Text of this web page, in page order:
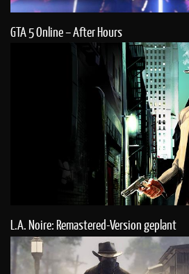
GTA 5 Online – After Hours
L.A. Noire: Remastered-Version geplant